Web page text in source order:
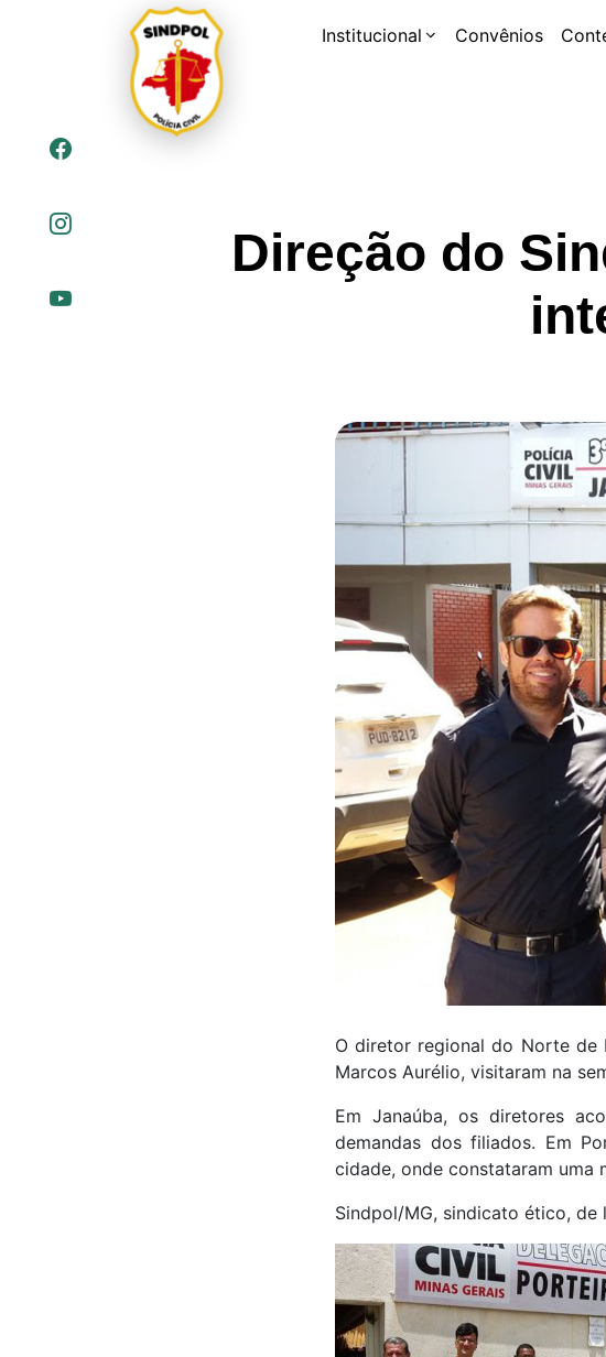
Institucional Convênios
Direção do
O diretor regional do Norte de
Marcos Aurélio, visitaram na
Em Janaúba, os diretores
demandas dos filiados. Em
cidade, onde constataram uma
Sindpol/MG, sindicato ético, de